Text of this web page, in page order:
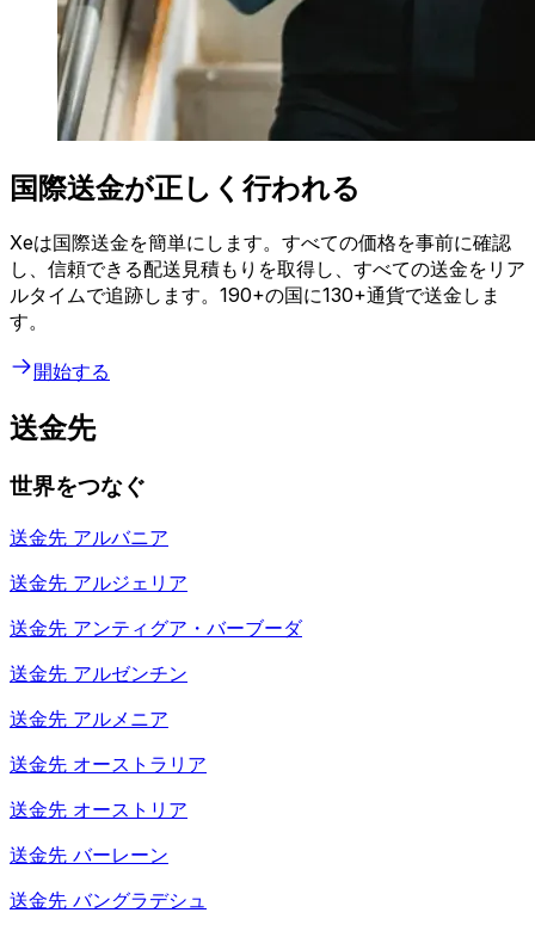
国際送金が正しく行われる
Xeは国際送金を簡単にします。すべての価格を事前に確認
し、信頼できる配送見積もりを取得し、すべての送金をリア
ルタイムで追跡します。190+の国に130+通貨で送金しま
す。
開始する
送金先
世界をつなぐ
送金先 アルバニア
送金先 アルジェリア
送金先 アンティグア・バーブーダ
送金先 アルゼンチン
送金先 アルメニア
送金先 オーストラリア
送金先 オーストリア
送金先 バーレーン
送金先 バングラデシュ